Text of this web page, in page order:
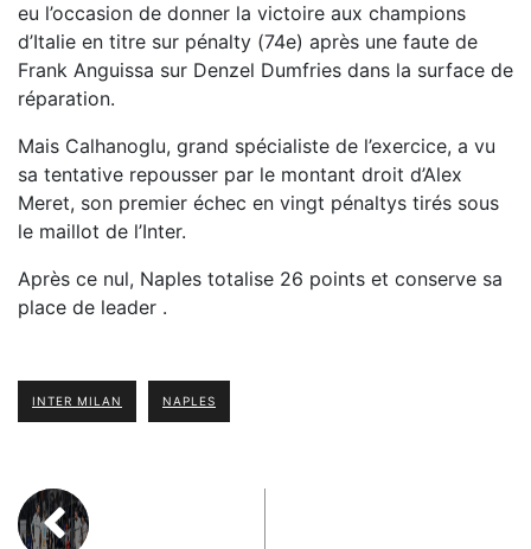
eu l’occasion de donner la victoire aux champions
d’Italie en titre sur pénalty (74e) après une faute de
Frank Anguissa sur Denzel Dumfries dans la surface de
réparation.
Mais Calhanoglu, grand spécialiste de l’exercice, a vu
sa tentative repousser par le montant droit d’Alex
Meret, son premier échec en vingt pénaltys tirés sous
le maillot de l’Inter.
Après ce nul, Naples totalise 26 points et conserve sa
place de leader .
INTER MILAN NAPLES